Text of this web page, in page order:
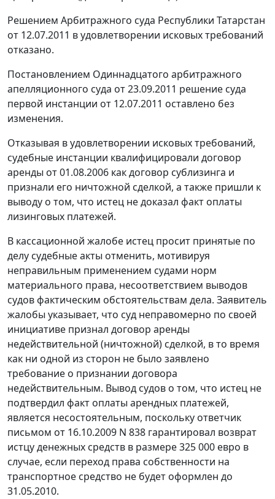
Решением Арбитражного суда Республики Татарстан
от 12.07.2011 в удовлетворении исковых требований
отказано.
Постановлением Одиннадцатого арбитражного
апелляционного суда от 23.09.2011 решение суда
первой инстанции от 12.07.2011 оставлено без
изменения.
Отказывая в удовлетворении исковых требований,
судебные инстанции квалифицировали договор
аренды от 01.08.2006 как договор сублизинга и
признали его ничтожной сделкой, а также пришли к
выводу о том, что истец не доказал факт оплаты
лизинговых платежей.
В кассационной жалобе истец просит принятые по
делу судебные акты отменить, мотивируя
неправильным применением судами норм
материального права, несоответствием выводов
судов фактическим обстоятельствам дела. Заявитель
жалобы указывает, что суд неправомерно по своей
инициативе признал договор аренды
недействительной (ничтожной) сделкой, в то время
как ни одной из сторон не было заявлено
требование о признании договора
недействительным. Вывод судов о том, что истец не
подтвердил факт оплаты арендных платежей,
является несостоятельным, поскольку ответчик
письмом от 16.10.2009 N 838 гарантировал возврат
истцу денежных средств в размере 325 000 евро в
случае, если переход права собственности на
транспортное средство не будет оформлен до
31.05.2010.